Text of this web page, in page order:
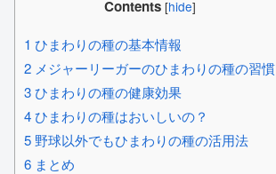
Contents [hide]
1 ひまわりの種の基本情報
2 メジャーリーガーのひまわりの種の習慣
3ひまわりの種の健康効果
4ひまわりの種はおいしいの？
5 野球以外でもひまわりの種の活用法
6 まとめ